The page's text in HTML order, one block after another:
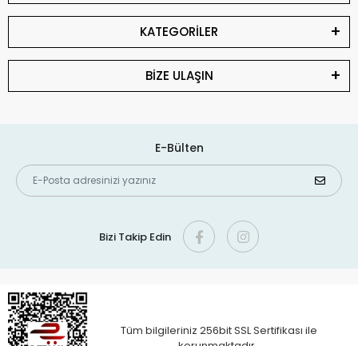
KATEGORİLER
BİZE ULAŞIN
E-Bülten
Bizi Takip Edin
Tüm bilgileriniz 256bit SSL Sertifikası ile